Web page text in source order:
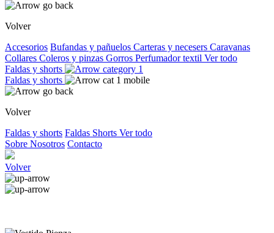
Volver
Accesorios Bufandas y pañuelos Carteras y necesers Caravanas
Collares Coleros y pinzas Gorros Perfumador textil Ver todo
Faldas y shorts
Faldas y shorts
Volver
Faldas y shorts Faldas Shorts Ver todo
Sobre Nosotros Contacto
Volver